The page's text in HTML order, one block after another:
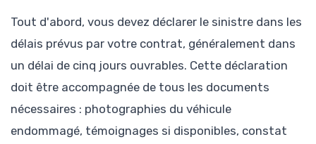
Tout d'abord, vous devez déclarer le sinistre dans les
délais prévus par votre contrat, généralement dans
un délai de cinq jours ouvrables. Cette déclaration
doit être accompagnée de tous les documents
nécessaires : photographies du véhicule
endommagé, témoignages si disponibles, constat